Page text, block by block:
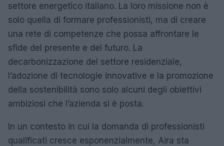
settore energetico italiano. La loro missione non è
solo quella di formare professionisti, ma di creare
una rete di competenze che possa affrontare le
sfide del presente e del futuro. La
decarbonizzazione del settore residenziale,
l’adozione di tecnologie innovative e la promozione
della sostenibilità sono solo alcuni degli obiettivi
ambiziosi che l’azienda si è posta.
In un contesto in cui la domanda di professionisti
qualificati cresce esponenzialmente, Aira sta